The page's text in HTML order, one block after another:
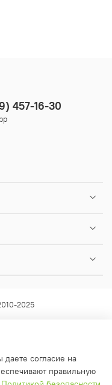
457-16-30
2025
согласие на
правильную